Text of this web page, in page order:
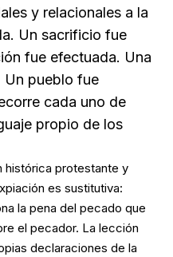
y relacionales a la
Un sacrificio fue
fue efectuada. Una
Un pueblo fue
cada uno de
propio de los
histórica protestante y
es sustitutiva:
la pena del pecado que
el pecador. La lección
declaraciones de la